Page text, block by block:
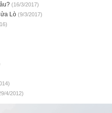
(16/3/2017)
Lò (9/3/2017)
4/2012)